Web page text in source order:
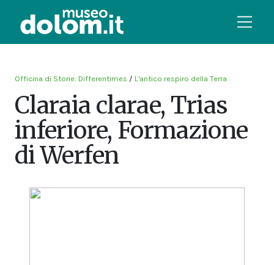
Officina di Storie: Differentimes / L'antico respiro della Terra
Claraia clarae, Trias
inferiore, Formazione
di Werfen